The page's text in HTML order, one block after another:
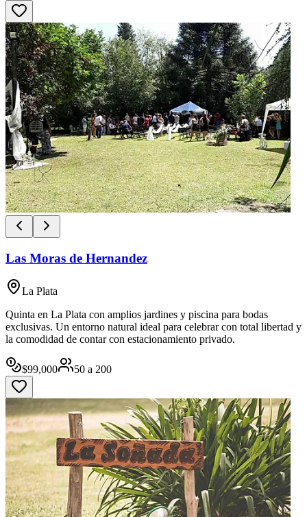
Las Moras de Hernandez
La Plata
Quinta en La Plata con amplios jardines y piscina para bodas
exclusivas. Un entorno natural ideal para celebrar con total libertad y
la comodidad de contar con estacionamiento privado.
$99,000 50 a 200